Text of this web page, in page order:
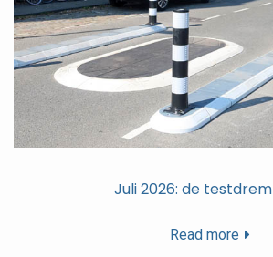
Juli 2026: de
Read more